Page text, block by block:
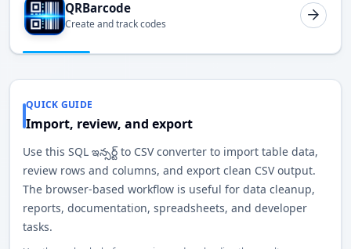
QRBarcode
Create and track codes
QUICK GUIDE
Import, review, and export
Use this SQL ఇన్సర్ట్ to CSV converter to import table data,
review rows and columns, and export clean CSV output.
The browser-based workflow is useful for data cleanup,
reports, documentation, spreadsheets, and developer
tasks.